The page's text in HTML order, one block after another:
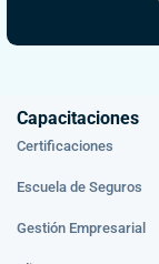
Capacitaciones
Certificaciones
Escuela de Seguros
Gestión Empresarial